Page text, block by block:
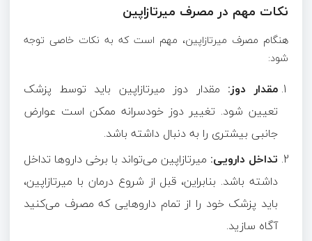
نکات مهم در مصرف میرتازاپین
هنگام مصرف میرتازاپین، مهم است که به نکات خاصی توجه
شود:
مقدار دوز: مقدار دوز میرتازاپین باید توسط پزشک
تعیین شود. تغییر دوز خودسرانه ممکن است عوارض
جانبی بیشتری را به دنبال داشته باشد.
تداخل دارویی: میرتازاپین می‌تواند با برخی داروها تداخل
داشته باشد. بنابراین، قبل از شروع درمان با میرتازاپین،
باید پزشک خود را از تمام داروهایی که مصرف می‌کنید
آگاه سازید.